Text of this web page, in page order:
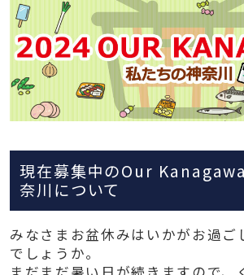
現在募集中のOur
奈川について
みなさまお盆休みはいかがお過ご
でしょうか。